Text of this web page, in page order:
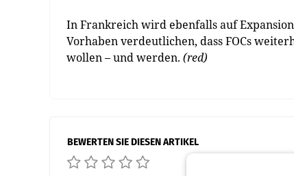
In Frankreich wird ebenfalls auf Expansion
Vorhaben verdeutlichen, dass FOCs
wollen – und werden. (red)
BEWERTEN SIE DIESEN ARTIKEL